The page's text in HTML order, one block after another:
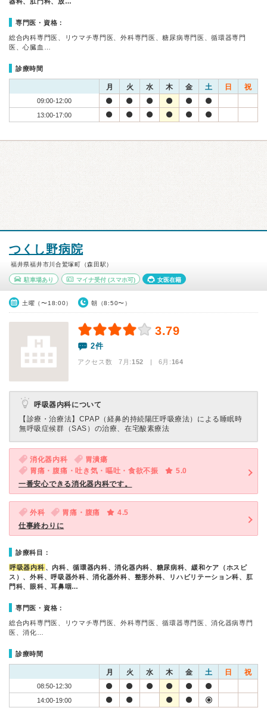
専門医・資格：
総合内科専門医、リウマチ専門医、外科専門医、糖尿病専門医、循環器専門
医、心臓血…
診療時間
月 火 水 木 金 土 日 祝
09:00-12:00
13:00-17:00
つくし野病院
福井県福井市川合鷲塚町（森田駅）
駐車場あり マイナ受付(スマホ可) 女医在籍
土曜（〜18:00） 朝（8:50〜）
3.79
2件
アクセス数 7月:152 | 6月:164
呼吸器内科について
【診療・治療法】 CPAP（経鼻的持続陽圧呼吸療法）による睡眠時
無呼吸症候群（SAS）の治療、在宅酸素療法
消化器内科
胃潰瘍
胃痛・腹痛・吐き気・嘔吐・食欲不振
5.0
一番安心できる消化器内科です。
外科 胃痛・腹痛
4.5
仕事終わりに
診療科目：
呼吸器内科 、内科、循環器内科、消化器内科、糖尿病科、緩和ケア（ホスピ
ス）、外科、呼吸器外科、消化器外科、整形外科、リハビリテーション科、肛
門科、眼科、耳鼻咽…
専門医・資格：
総合内科専門医、リウマチ専門医、外科専門医、循環器専門医、消化器病専門
医、消化…
診療時間
月 火 水 木 金 土 日 祝
08:50-12:30
14:00-19:00